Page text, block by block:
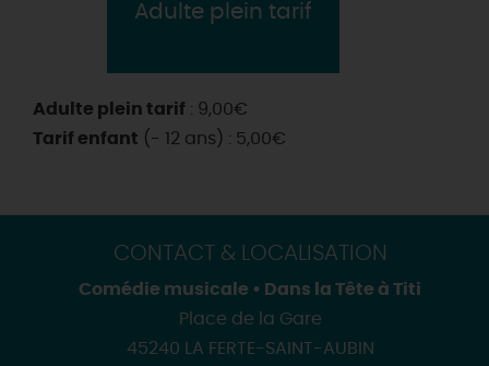
Adulte plein tarif
Adulte plein tarif : 9,00€
Tarif enfant (- 12 ans) : 5,00€
CONTACT & LOCALISATION
Comédie musicale • Dans la Tête à Titi
Place de la Gare
45240 LA FERTE-SAINT-AUBIN